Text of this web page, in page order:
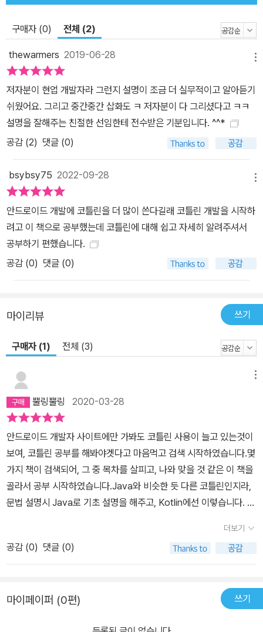
구매자 (0) 전체 (2)
thewarmers 2019-06-28
저자분이 현업 개발자라 그런지 설명이 조금 더 실무적이고 알아듣기
쉬웠어요. 그리고 중간중간 삽화도 ㅋ 저자분이 다 그리셨다고 ㅋㅋ
설명을 잘해주는 친절한 선임한테 전수받은 기분입니다. ^^*
공감 (2) 댓글 (0)
bsybsy75 2022-09-28
안드로이드 개발에 코틀린을 더 많이 쓴다길래 코틀린 개발을 시작하
려고 이 책으로 공부했는데 코틀린에 대해 쉽고 자세히 알려주셔서
공부하기 편했습니다.
공감 (0) 댓글 (0)
마이리뷰 쓰기
구매자 (1) 전체 (3)
뿔링뿔링 2020-03-28
안드로이드 개발자 사이트에만 가봐도 코틀린 사용이 늘고 있는것이
보여, 코틀린 공부를 해봐야겟다고 마음먹고 검색 시작하였습니다.몇
가지 책이 검색되어, 그 중 목차를 살피고, 나와 맞을 것 같은 이 책을
골라서 공부 시작하였습니다.Java와 비슷한 듯 다른 코틀린인지라,
문법 설명시 Java로 기초 설명을 해주고, Kotlin에선 이렇습니다. 하
문법을 설명하기에 적당해보였습니다.람다식이니 함수형 프로그래밍
이니, 제가 처음 접한 개념도 좀 많아서 아직 이 부분은 잘 모르겠습니
다만, 책이 어디가는건 아니니 계속 펼쳐놓고 복습해야할 것 같습니
기도 했네요.코틀린 접해보기에 충분히 괜찮은 책이라고 생각합니다.
더보기
공감 (0) 댓글 (0)
마이페이퍼 (0편) 쓰기